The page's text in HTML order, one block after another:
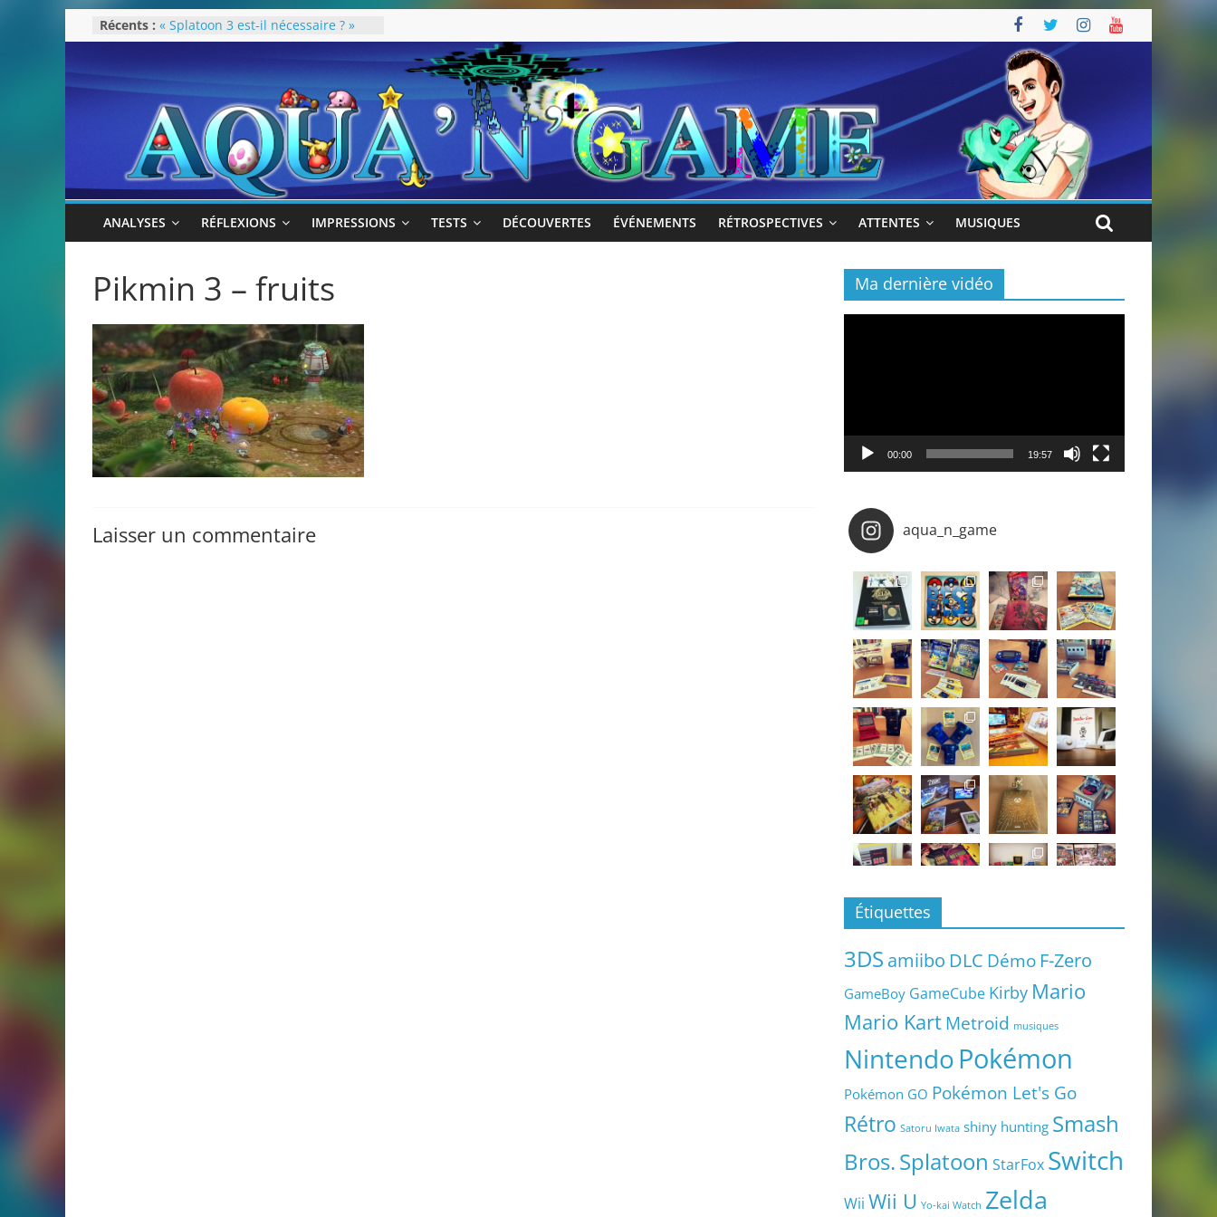
Passer
au
Récents : « Splatoon 3 est-il nécessaire ? »
« Dans les coulisses des JV Harry
Pokémon Écarlate : ceci est une
révolution (ou pas) !
Attentes 2023
Rétrospective 2022
ANALYSES RÉFLEXIONS IMPRESSIONS TESTS DÉCOUVERTES ÉVÉNEMENTS RÉTROSPECTIVES ATTENTES MUSIQUES
Pikmin 3 – fruits
Laisser un commentaire
Ma dernière vidéo
00:00 19:57
aqua_n_game
Étiquettes
3DS amiibo DLC Démo F-Zero
GameBoy GameCube Kirby Mario
Mario KartMetroid musiques
NintendoPokémon
Pokémon GO Pokémon Let's Go
Rétro Satoru Iwata shiny hunting Smash
Bros.Splatoon StarFox Switch
Wii Wii U Yo-kai Watch Zelda